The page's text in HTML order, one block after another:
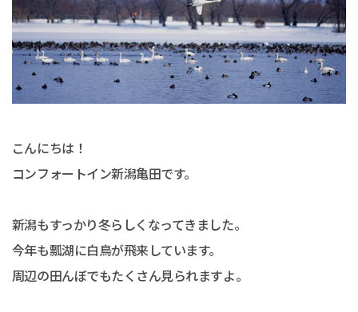
こんにちは！
コンフォートイン新潟亀田です。
新潟もすっかり冬らしくなってきました。
今年も瓢湖に白鳥が飛来しています。
周辺の田んぼでもたくさん見られますよ。